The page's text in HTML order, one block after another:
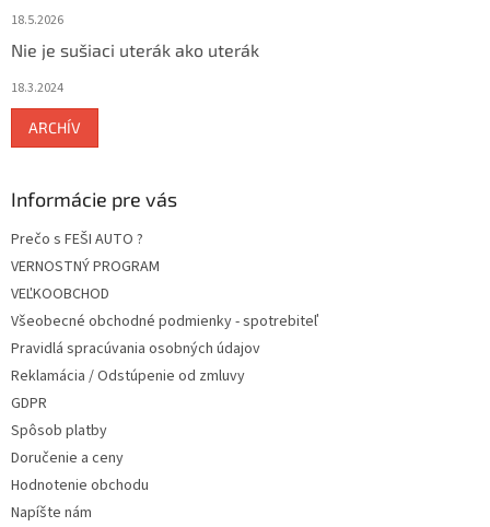
18.5.2026
Nie je sušiaci uterák ako uterák
18.3.2024
ARCHÍV
Informácie pre vás
Prečo s FEŠI AUTO ?
VERNOSTNÝ PROGRAM
VEĽKOOBCHOD
Všeobecné obchodné podmienky - spotrebiteľ
Pravidlá spracúvania osobných údajov
Reklamácia / Odstúpenie od zmluvy
GDPR
Spôsob platby
Doručenie a ceny
Hodnotenie obchodu
Napíšte nám